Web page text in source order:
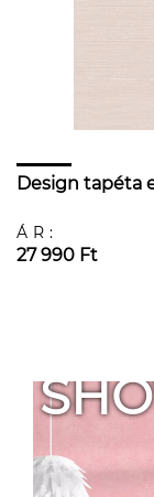
Design tapéta
ÁR:
27 990 Ft